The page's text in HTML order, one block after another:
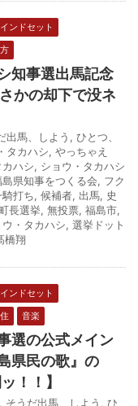
ンドセット
知事選出馬記念
かの却下で没ネ
出馬、しよう , ひとつ、
タカハシ, やっちゃえ
ハシ, ショウ・タカハシ
県知事をつくる会, フク
騎打ち, 候補者, 出馬, 史
長選挙, 無投票, 福島市,
・タカハシ, 選挙ドット
橋翔
ンドセット
音楽
選の公式メイン
県民の歌』の
！！】
, そうだ出馬、しよう , ひ